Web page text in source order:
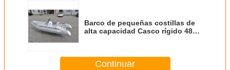
Barco de pequeñas costillas de
alta capacidad Casco rígido 480
Continuar